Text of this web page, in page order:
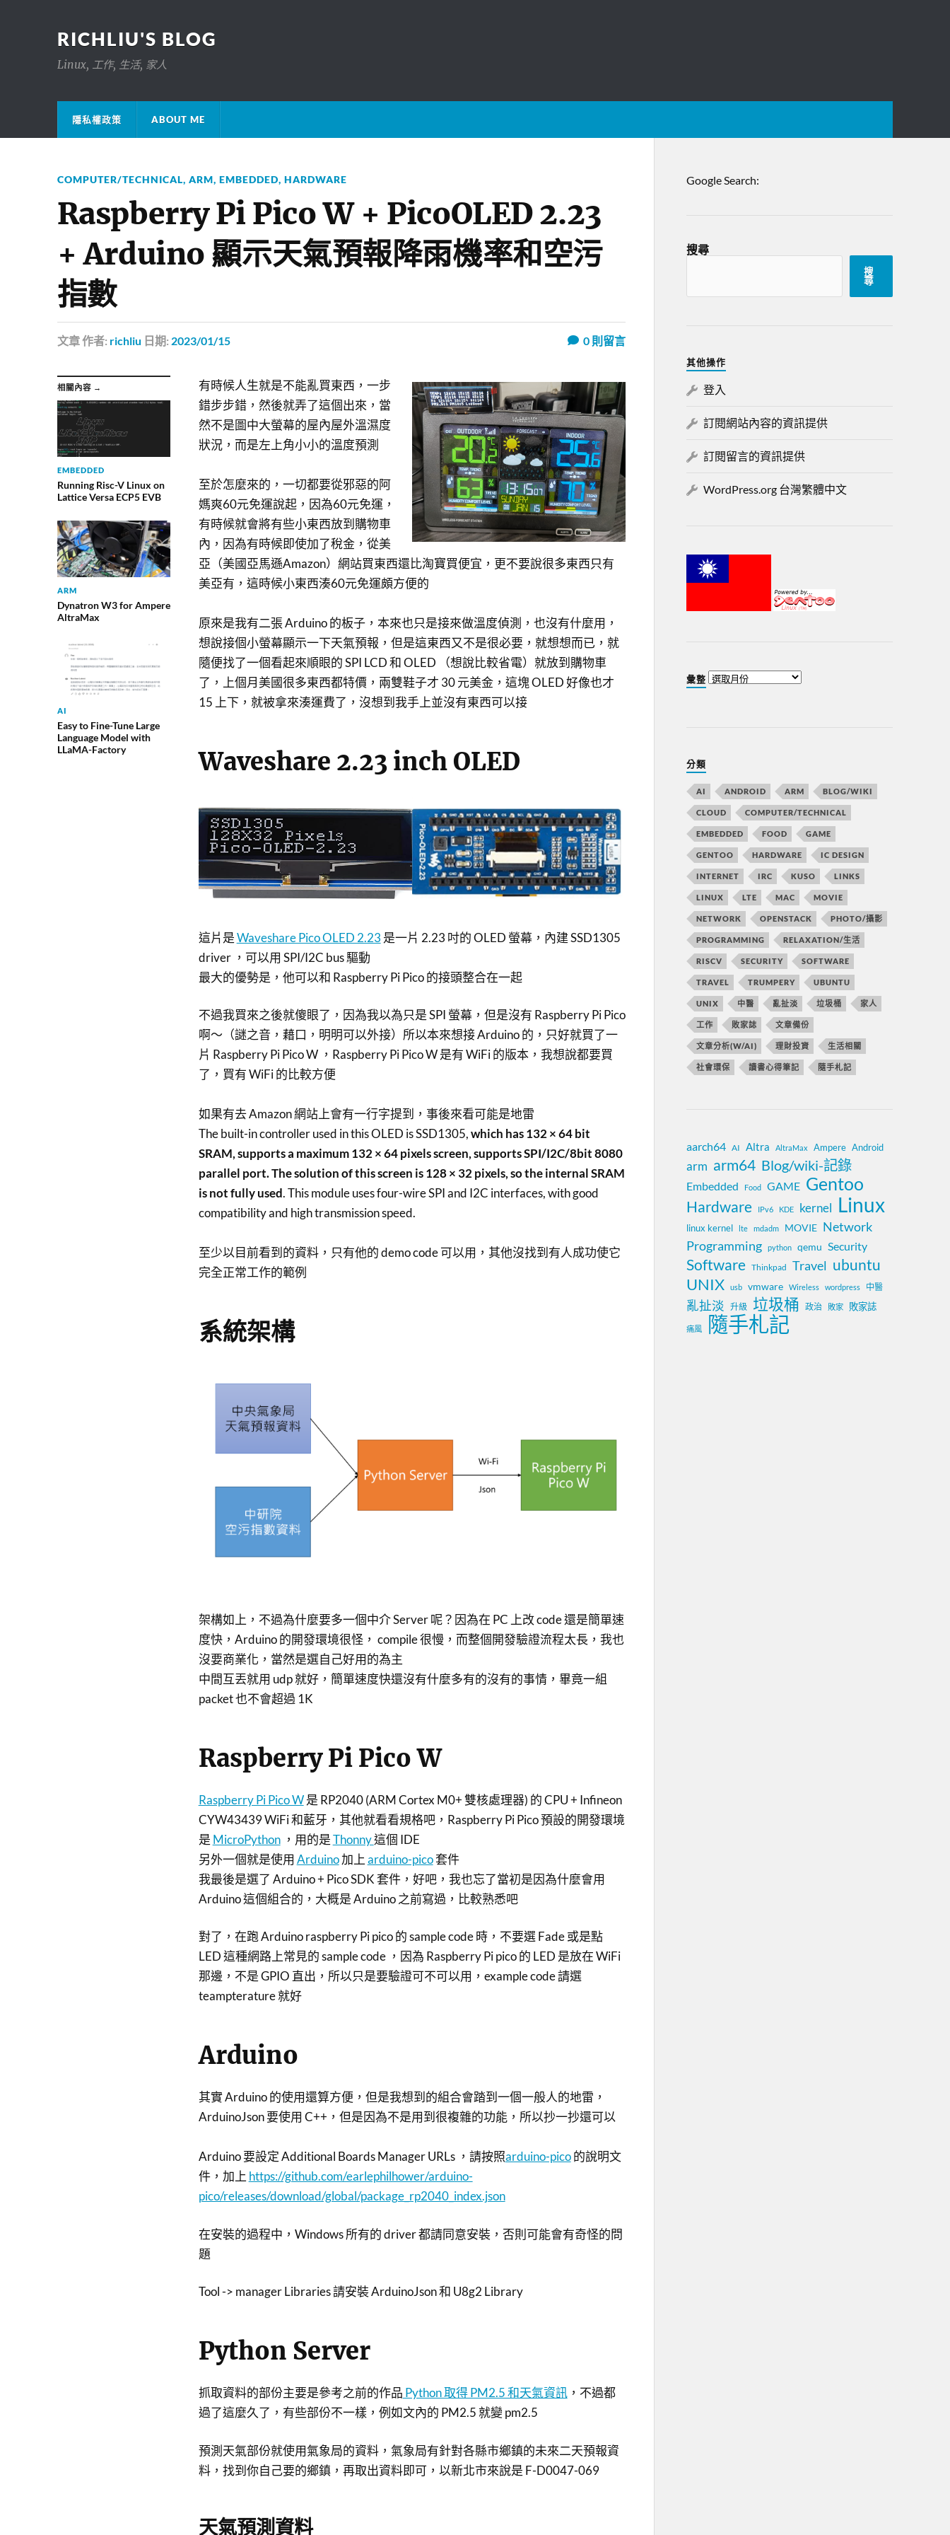
RICHLIU'S BLOG
Linux, 工作, 生活, 家人
隱私權政策 ABOUT ME
COMPUTER/TECHNICAL, ARM, EMBEDDED, HARDWARE
Raspberry Pi Pico W + PicoOLED 2.23
+ Arduino 顯示天氣預報降雨機率和空污
指數
文章作者: richliu 日期: 2023/01/15 0則留言
相關內容 →
EMBEDDED
Running Risc-V Linux on
Lattice Versa ECP5 EVB
ARM
Dynatron W3 for Ampere
AltraMax
AI
Easy to Fine-Tune Large
Language Model with
LLaMA-Factory
有時候人生就是不能亂買東西，一步
錯步步錯，然後就弄了這個出來，當
然不是圖中大螢幕的屋內屋外溫濕度
狀況，而是左上角小小的溫度預測
至於怎麼來的，一切都要從邪惡的阿
媽爽60元免運說起，因為60元免運，
有時候就會將有些小東西放到購物車
內，因為有時候即使加了稅金，從美
亞（美國亞馬遜Amazon）網站買東西還比淘寶買便宜，更不要說很多東西只有
美亞有，這時候小東西湊60元免運頗方便的
原來是我有二張 Arduino 的板子，本來也只是接來做溫度偵測，也沒有什麼用，
想說接個小螢幕顯示一下天氣預報，但是這東西又不是很必要，就想想而已，就
隨便找了一個看起來順眼的 SPI LCD 和 OLED （想說比較省電）就放到購物車
了，上個月美國很多東西都特價，兩雙鞋子才 30 元美金，這塊 OLED 好像也才
15 上下，就被拿來湊運費了，沒想到我手上並沒有東西可以接
Waveshare 2.23 inch OLED
這片是Waveshare Pico OLED 2.23 是一片 2.23 吋的 OLED 螢幕，內建 SSD1305
driver ，可以用 SPI/I2C bus 驅動
最大的優勢是，他可以和 Raspberry Pi Pico 的接頭整合在一起
不過我買來之後就傻眼了，因為我以為只是 SPI 螢幕，但是沒有 Raspberry Pi Pico
啊～（謎之音，藉口，明明可以外接）所以本來想接 Arduino 的，只好就買了一
片 Raspberry Pi Pico W ，Raspberry Pi Pico W 是有 WiFi 的版本，我想說都要買
了，買有 WiFi 的比較方便
如果有去 Amazon 網站上會有一行字提到，事後來看可能是地雷
The built-in controller used in this OLED is SSD1305,which has 132 × 64 bit
SRAM, supports a maximum 132 × 64 pixels screen, supports SPI/I2C/8bit 8080
parallel port. The solution of this screen is 128 × 32 pixels, so the internal SRAM
is not fully used. This module uses four-wire SPI and I2C interfaces, with good
compatibility and high transmission speed.
至少以目前看到的資料，只有他的 demo code 可以用，其他沒找到有人成功使它
完全正常工作的範例
系統架構
架構如上，不過為什麼要多一個中介 Server 呢？因為在 PC 上改 code 還是簡單速
度快，Arduino 的開發環境很怪， compile 很慢，而整個開發驗證流程太長，我也
沒要商業化，當然是選自己好用的為主
中間互丟就用 udp 就好，簡單速度快還沒有什麼多有的沒有的事情，畢竟一組
packet 也不會超過 1K
Raspberry Pi Pico W
Raspberry Pi Pico W是 RP2040 (ARM Cortex M0+ 雙核處理器) 的 CPU + Infineon
CYW43439 WiFi 和藍牙，其他就看看規格吧，Raspberry Pi Pico 預設的開發環境
是 MicroPython，用的是Thonny這個 IDE
另外一個就是使用 Arduino加上 arduino-pico套件
我最後是選了 Arduino + Pico SDK 套件，好吧，我也忘了當初是因為什麼會用
Arduino 這個組合的，大概是 Arduino 之前寫過，比較熟悉吧
對了，在跑 Arduino raspberry Pi pico 的 sample code 時，不要選 Fade 或是點
LED 這種網路上常見的 sample code ，因為 Raspberry Pi pico 的 LED 是放在 WiFi
那邊，不是 GPIO 直出，所以只是要驗證可不可以用，example code 請選
teampterature 就好
Arduino
其實 Arduino 的使用還算方便，但是我想到的組合會踏到一個一般人的地雷，
ArduinoJson 要使用 C++，但是因為不是用到很複雜的功能，所以抄一抄還可以
Arduino 要設定 Additional Boards Manager URLs ，請按照arduino-pico的說明文
件，加上 https://github.com/earlephilhower/arduino-
pico/releases/download/global/package_rp2040_index.json
在安裝的過程中，Windows 所有的 driver 都請同意安裝，否則可能會有奇怪的問
題
Tool -> manager Libraries 請安裝 ArduinoJson 和 U8g2 Library
Python Server
抓取資料的部份主要是參考之前的作品 Python 取得 PM2.5 和天氣資訊，不過都
過了這麼久了，有些部份不一樣，例如文內的 PM2.5 就變 pm2.5
預測天氣部份就使用氣象局的資料，氣象局有針對各縣市鄉鎮的未來二天預報資
料，找到你自己要的鄉鎮，再取出資料即可，以新北市來說是 F-D0047-069
天氣預測資料
Google Search:
搜尋
搜
尋
其他操作
登入
訂閱網站內容的資訊提供
訂閱留言的資訊提供
WordPress.org 台灣繁體中文
彙整
分類
AI ANDROID ARM BLOG/WIKI
CLOUD COMPUTER/TECHNICAL
EMBEDDED FOOD GAME
GENTOO HARDWARE IC DESIGN
INTERNET IRC KUSO LINKS
LINUX LTE MAC MOVIE
NETWORK OPENSTACK PHOTO/攝影
PROGRAMMING RELAXATION/生活
RISCV SECURITY SOFTWARE
TRAVEL TRUMPERY UBUNTU
UNIX 中醫 亂扯淡 垃圾桶 家人
工作 敗家誌 文章備份
文章分析(W/AI) 理財投資 生活相關
社會環保 讀書心得筆記 隨手札記
aarch64 AI Altra AltraMax Ampere Android
arm arm64 Blog/wiki-記錄
Embedded Food GAME Gentoo
Hardware IPv6 KDE kernel Linux
linux kernel lte mdadm MOVIE Network
Programming
python qemu Security
Software Thinkpad Travel ubuntu
UNIX usb vmware Wireless wordpress 中醫
亂扯淡 升級 垃圾桶 政治 敗家 敗家誌
痛風 隨手札記